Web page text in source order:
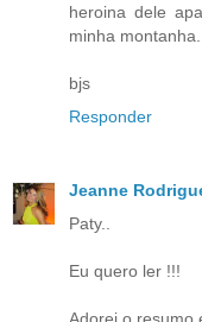
heroina dele
minha montanha...
bjs
Responder
Jeanne
Paty..
Eu quero ler !!!